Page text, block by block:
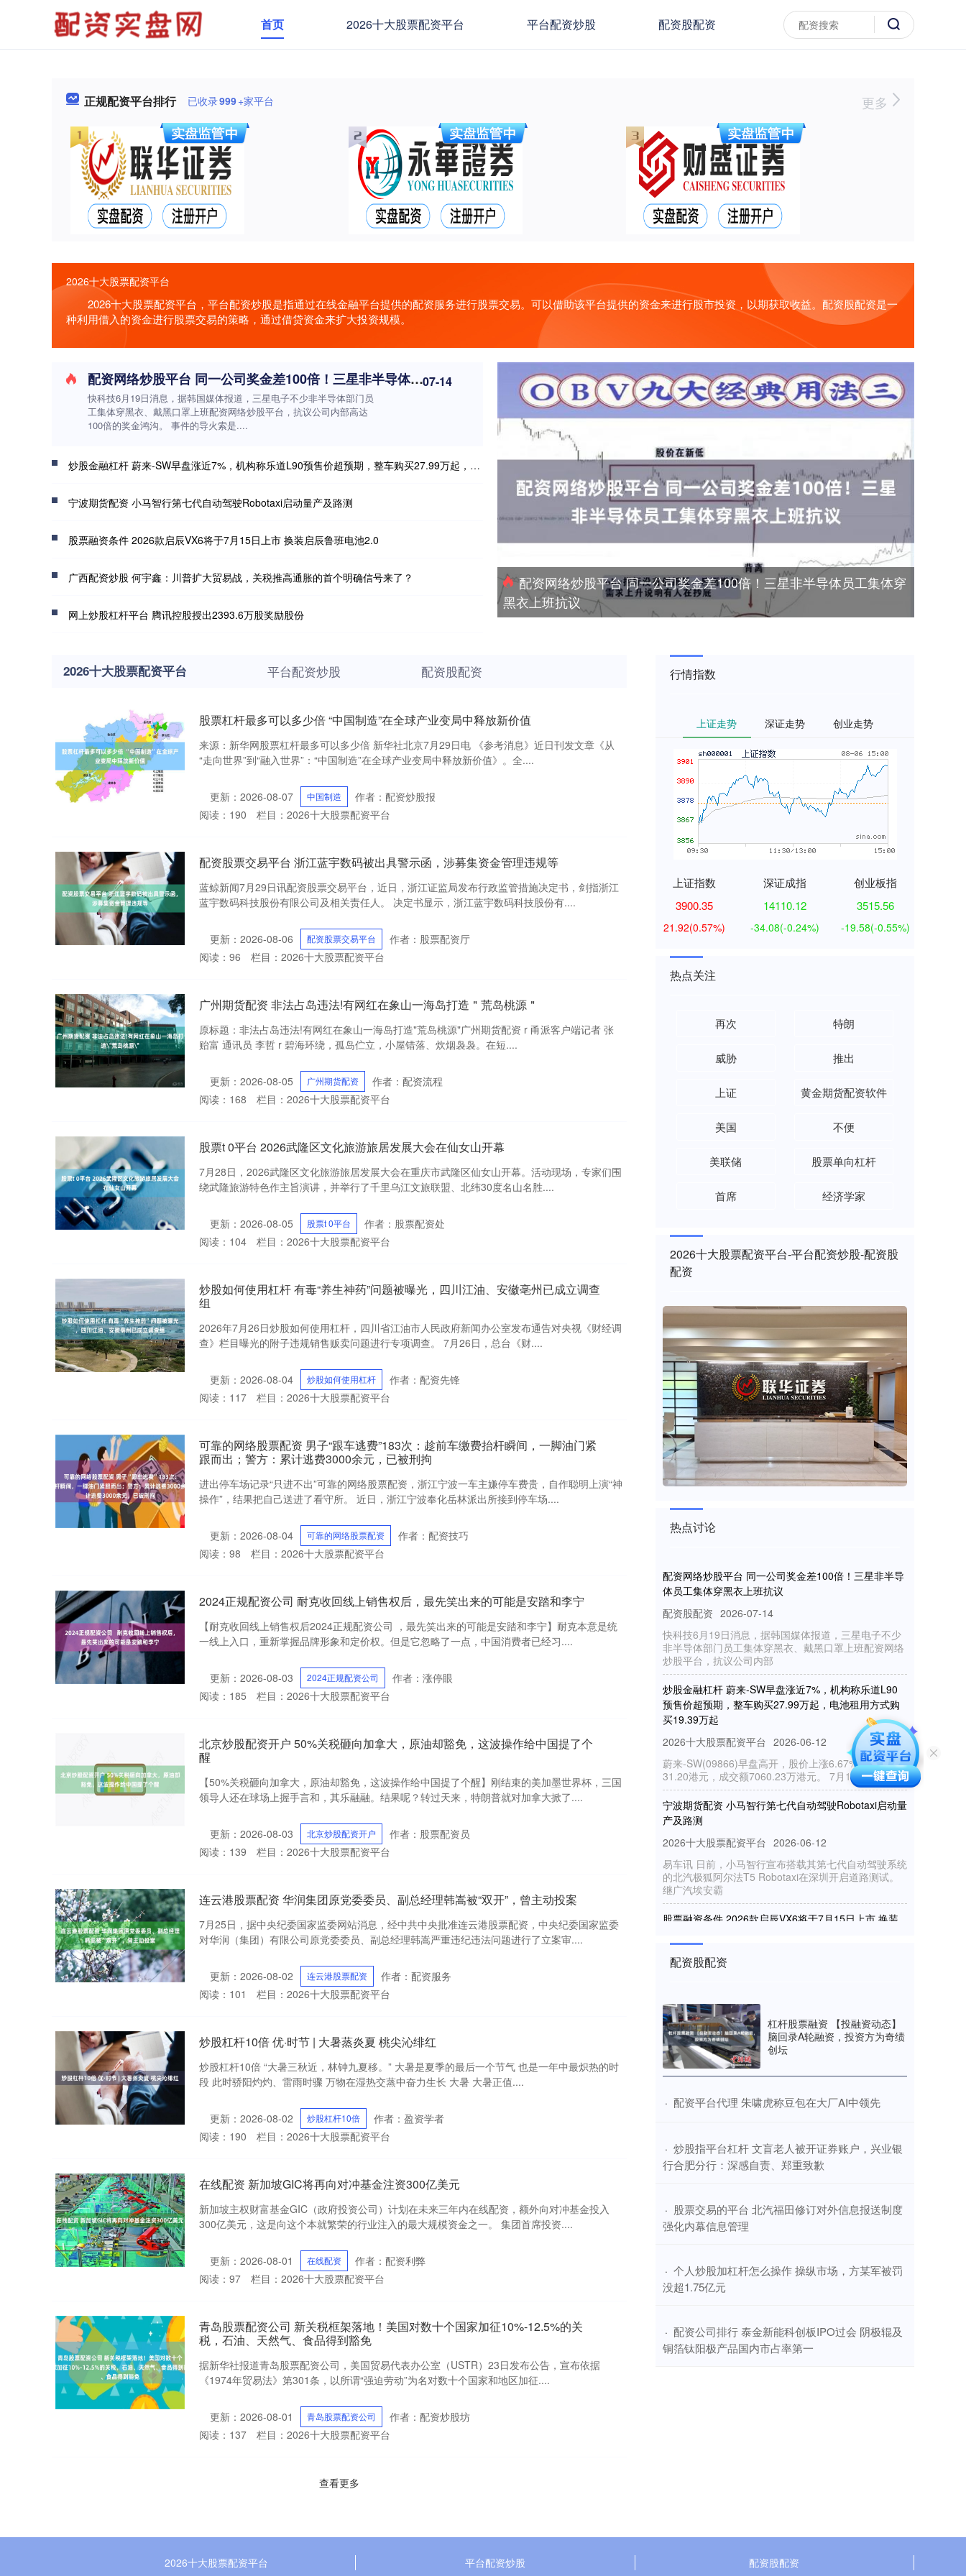
首页 2026十大股票配资平台 平台配资炒股 配资股配资
正规配资平台排行 已收录999+家平台 更多
2026十大股票配资平台
2026十大股票配资平台，平台配资炒股是指通过在线金融平台提供的配资服务进行股票交易。可以借助该平台提供的资金来进行股市投资，以期获取收益。配资股配资是一
种利用借入的资金进行股票交易的策略，通过借贷资金来扩大投资规模。
配资网络炒股平台 同一公司奖金差100倍！三星非半导体员工集体穿
黑衣上班抗议
配资网络炒股平台 同一公司奖金差100倍！三星非半导体员工集体穿黑衣上班抗议
快科技6月19日消息，据韩国媒体报道，三星电子不少非半导体部门员
工集体穿黑衣、戴黑口罩上班配资网络炒股平台，抗议公司内部高达
100倍的奖金鸿沟。 事件的导火索是....
07-14
炒股金融杠杆 蔚来-SW早盘涨近7%，机构称乐道L90预售价超预期，整车购买27.99万起，电池租用方式购买19.39万起
宁波期货配资 小马智行第七代自动驾驶Robotaxi启动量产及路测
股票融资条件 2026款启辰VX6将于7月15日上市 换装启辰鲁班电池2.0
广西配资炒股 何宇鑫：川普扩大贸易战，关税推高通胀的首个明确信号来了？
网上炒股杠杆平台 腾讯控股授出2393.6万股奖励股份
2026十大股票配资平台 平台配资炒股 配资股配资
股票杠杆最多可以多少倍 “中国制造”在全球产业变局中释放新价值
来源：新华网股票杠杆最多可以多少倍 新华社北京7月29日电 《参考消息》近日刊发文章《从
“走向世界”到“融入世界”：“中国制造”在全球产业变局中释放新价值》。全....
更新：2026-08-07 中国制造
作者：配资炒股报
阅读： 190 栏目： 2026十大股票配资平台
配资股票交易平台 浙江蓝宇数码被出具警示函，涉募集资金管理违规等
蓝鲸新闻7月29日讯配资股票交易平台，近日，浙江证监局发布行政监管措施决定书，剑指浙江
蓝宇数码科技股份有限公司及相关责任人。 决定书显示，浙江蓝宇数码科技股份有....
更新：2026-08-06 配资股票交易平台
作者：股票配资厅
阅读： 96 栏目： 2026十大股票配资平台
广州期货配资 非法占岛违法!有网红在象山一海岛打造＂荒岛桃源＂
原标题：非法占岛违法!有网红在象山一海岛打造"荒岛桃源"广州期货配资 r 甬派客户端记者 张
贻富 通讯员 李哲 r 碧海环绕，孤岛伫立，小屋错落、炊烟袅袅。在短....
更新：2026-08-05 广州期货配资
作者：配资流程
阅读： 168 栏目： 2026十大股票配资平台
股票t 0平台 2026武隆区文化旅游旅居发展大会在仙女山开幕
7月28日，2026武隆区文化旅游旅居发展大会在重庆市武隆区仙女山开幕。活动现场，专家们围
绕武隆旅游特色作主旨演讲，并举行了千里乌江文旅联盟、北纬30度名山名胜....
更新：2026-08-05 股票t 0平台
作者：股票配资处
阅读： 104 栏目： 2026十大股票配资平台
炒股如何使用杠杆 有毒“养生神药”问题被曝光，四川江油、安徽亳州已成立调查
组
2026年7月26日炒股如何使用杠杆，四川省江油市人民政府新闻办公室发布通告对央视《财经调
查》栏目曝光的附子违规销售贩卖问题进行专项调查。 7月26日，总台《财....
更新：2026-08-04 炒股如何使用杠杆
作者：配资先锋
阅读： 117 栏目： 2026十大股票配资平台
可靠的网络股票配资 男子“跟车逃费”183次：趁前车缴费抬杆瞬间，一脚油门紧
跟而出；警方：累计逃费3000余元，已被刑拘
进出停车场记录“只进不出”可靠的网络股票配资，浙江宁波一车主嫌停车费贵，自作聪明上演“神
操作”，结果把自己送进了看守所。 近日，浙江宁波奉化岳林派出所接到停车场....
更新：2026-08-04 可靠的网络股票配资
作者：配资技巧
阅读： 98 栏目： 2026十大股票配资平台
2024正规配资公司 耐克收回线上销售权后，最先笑出来的可能是安踏和李宁
【耐克收回线上销售权后2024正规配资公司 ，最先笑出来的可能是安踏和李宁】耐克本意是统
一线上入口，重新掌握品牌形象和定价权。但是它忽略了一点，中国消费者已经习....
更新：2026-08-03 2024正规配资公司
作者：涨停眼
阅读： 185 栏目： 2026十大股票配资平台
北京炒股配资开户 50%关税砸向加拿大，原油却豁免，这波操作给中国提了个
醒
【50%关税砸向加拿大，原油却豁免，这波操作给中国提了个醒】刚结束的美加墨世界杯，三国
领导人还在球场上握手言和，其乐融融。结果呢？转过天来，特朗普就对加拿大掀了....
更新：2026-08-03 北京炒股配资开户
作者：股票配资员
阅读： 139 栏目： 2026十大股票配资平台
连云港股票配资 华润集团原党委委员、副总经理韩嵩被“双开”，曾主动投案
7月25日，据中央纪委国家监委网站消息，经中共中央批准连云港股票配资，中央纪委国家监委
对华润（集团）有限公司原党委委员、副总经理韩嵩严重违纪违法问题进行了立案审....
更新：2026-08-02 连云港股票配资
作者：配资服务
阅读： 101 栏目： 2026十大股票配资平台
炒股杠杆10倍 优·时节 | 大暑蒸炎夏 桃尖沁绯红
炒股杠杆10倍 “大暑三秋近，林钟九夏移。” 大暑是夏季的最后一个节气 也是一年中最炽热的时
段 此时骄阳灼灼、雷雨时骤 万物在湿热交蒸中奋力生长 大暑 大暑正值....
更新：2026-08-02 炒股杠杆10倍
作者：盈资学者
阅读： 190 栏目： 2026十大股票配资平台
在线配资 新加坡GIC将再向对冲基金注资300亿美元
新加坡主权财富基金GIC（政府投资公司）计划在未来三年内在线配资，额外向对冲基金投入
300亿美元，这是向这个本就繁荣的行业注入的最大规模资金之一。 集团首席投资....
更新：2026-08-01 在线配资
作者：配资利弊
阅读： 97 栏目： 2026十大股票配资平台
青岛股票配资公司 新关税框架落地！美国对数十个国家加征10%-12.5%的关
税，石油、天然气、食品得到豁免
据新华社报道青岛股票配资公司，美国贸易代表办公室（USTR）23日发布公告，宣布依据
《1974年贸易法》第301条，以所谓“强迫劳动”为名对数十个国家和地区加征....
更新：2026-08-01 青岛股票配资公司
作者：配资炒股坊
阅读： 137 栏目： 2026十大股票配资平台
查看更多
行情指数
上证走势 深证走势 创业走势
上证指数
3900.35
21.92(0.57%)
深证成指
14110.12
-34.08(-0.24%)
创业板指
3515.56
-19.58(-0.55%)
热点关注
再次 特朗
威胁 推出
上证 黄金期货配资软件
美国 不便
美联储 股票单向杠杆
首席 经济学家
2026十大股票配资平台-平台配资炒股-配资股
配资
热点讨论
体员工集体穿黑衣上班抗议
配资股配资 2026-07-14
快科技6月19日消息，据韩国媒体报道，三星电子不少
非半导体部门员工集体穿黑衣、戴黑口罩上班配资网络
炒股平台，抗议公司内部
炒股金融杠杆 蔚来-SW早盘涨近7%，机构称乐道L90
预售价超预期，整车购买27.99万起，电池租用方式购
买19.39万起
2026十大股票配资平台
蔚来-SW(09866)早盘高开，股价上涨6.67%，现报
31.20港元，成交额7060.23万港元。 7月10日，蔚来
宁波期货配资 小马智行第七代自动驾驶Robotaxi启动量
产及路测
2026十大股票配资平台
易车讯 日前，小马智行宣布搭载其第七代自动驾驶系统
的北汽极狐阿尔法T5 Robotaxi在深圳开启道路测试。
继广汽埃安霸
股票融资条件 2026款启辰VX6将于7月15日上市 换装
启辰鲁班电池2.0
易车讯 7月14日，启辰宣布2026款将于7月15日上市。
作为年度改款车型，新车主要在配置和动力电池上进行
在线配资-配资门户 小鹏汽车登陆2025古德伍德速度节
全新小鹏G6及G9欧洲上市
2026十大股票配资平台
2026-06-12
易车讯 日前，2025年英国古德伍德速度节，小鹏汽车
在欧洲正式上市
配资股配资
杠杆股票融资 【投融资动态】
脑回录A轮融资，投资方为奇绩
创坛
· ​配资平台代理 朱啸虎称豆包在大厂AI中领先
· ​炒股指平台杠杆 文盲老人被开证券账户，兴业银
行合肥分行：深感自责、郑重致歉
· ​股票交易的平台 北汽福田修订对外信息报送制度
强化内幕信息管理
· ​个人炒股加杠杆怎么操作 操纵市场，方某军被罚
没超1.75亿元
· ​配资公司排行 泰金新能科创板IPO过会 阴极辊及
铜箔钛阳极产品国内市占率第一
2026十大股票配资平台 平台配资炒股 配资股配资